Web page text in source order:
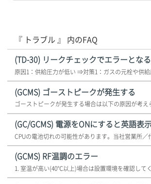
『 トラブル 』 内のFAQ
(TD-30) リークチェックでエラーとなる
(GCMS) ゴーストピークが発生する
(GC/GCMS) 電源をONにすると英語表
(GCMS) RF温調のエラー
1. 室温が高い(40℃以上)場合は設置環境を確認してく